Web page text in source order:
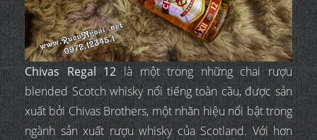
Chivas Regal 12là một trong những chai rượu
blended Scotch whisky nổi tiếng toàn cầu, được sản
xuất bởi Chivas Brothers, một nhãn hiệu nổi bật trong
ngành sản xuất rượu whisky của Scotland. Với hơn